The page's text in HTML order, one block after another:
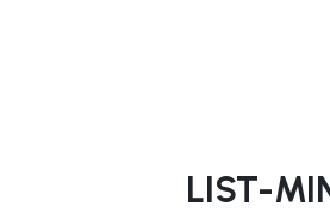
LIST-